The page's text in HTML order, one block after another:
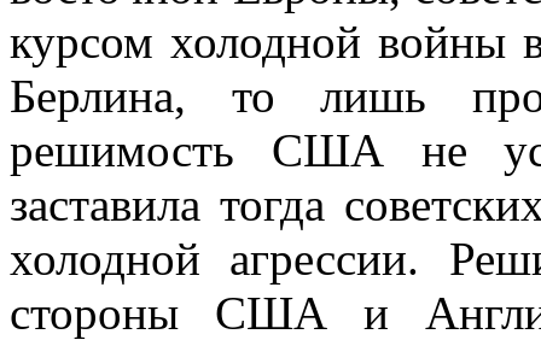
курсом холодной войны
Берлина, то лишь
решимость США не
заставила тогда
холодной агрессии.
стороны США и